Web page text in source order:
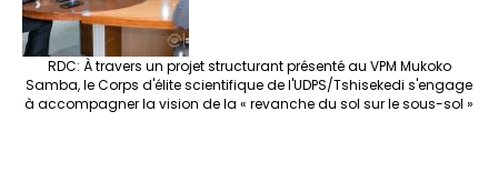
RDC: À travers un projet structurant présenté au VPM Mukoko
Samba, le Corps d'élite scientifique de l'UDPS/Tshisekedi s'engage
à accompagner la vision de la « revanche du sol sur le sous-sol »